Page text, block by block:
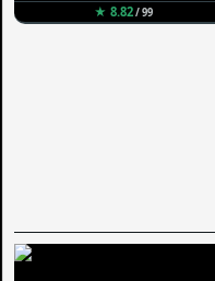
★ 8.82/ 99